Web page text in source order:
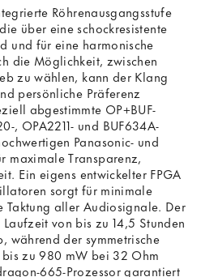
Röhrenausgangsstufe
über eine schockresistente
und für eine harmonische
die Möglichkeit, zwischen
zu wählen, kann der Klang
persönliche Präferenz
abgestimmte OP+BUF-
, OPA2211- und BUF634A-
Panasonic- und
maximale Transparenz,
Ein eigens entwickelter FPGA
sorgt für minimale
Taktung aller Audiosignale. Der
von bis zu 14,5 Stunden
während der symmetrische
zu 980 mW bei 32 Ohm
665-Prozessor garantiert